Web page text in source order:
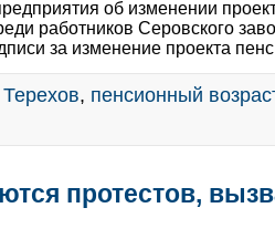
об изменении
работников Серовского
за изменение проекта
, пенсионный
протестов,